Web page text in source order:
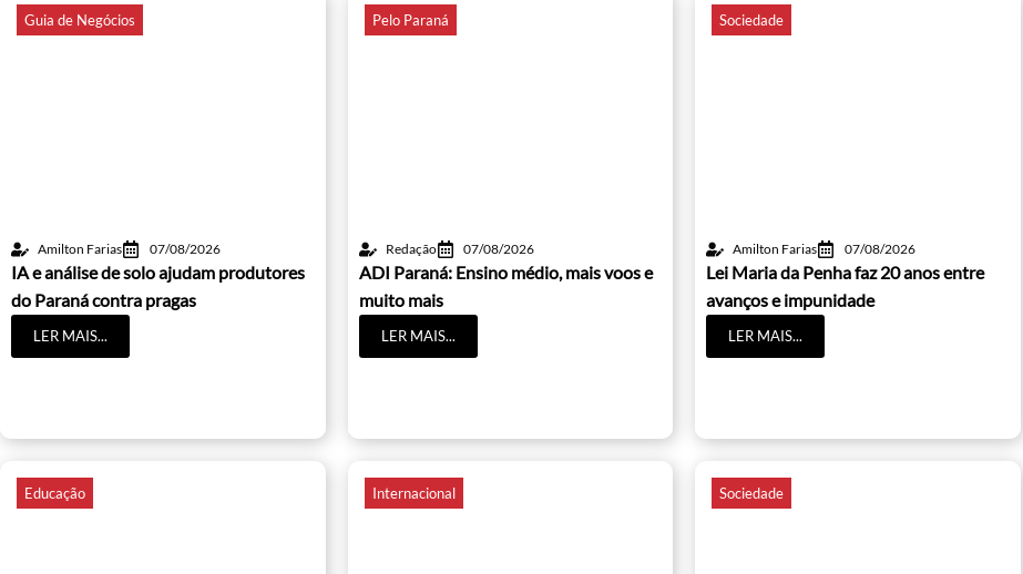
Guia de Negócios
Amilton Farias 07/08/2026
IA e análise de solo ajudam produtores
do Paraná contra pragas
LER MAIS...
Pelo Paraná
Redação 07/08/2026
ADI Paraná: Ensino médio, mais voos e
muito mais
LER MAIS...
Sociedade
Amilton Farias 07/08/2026
Lei Maria da Penha faz 20 anos entre
avanços e impunidade
LER MAIS...
Educação Internacional Sociedade